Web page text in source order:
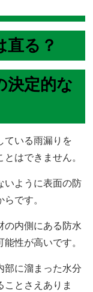
直る？
決定的な
ている雨漏りを
はできません。
いように表面の防
です。
の内側にある防水
性が高いです。
部に溜まった水分
ことさえありま